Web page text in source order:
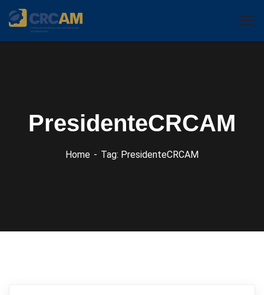
PresidenteCRCAM
Home Tag: PresidenteCRCAM